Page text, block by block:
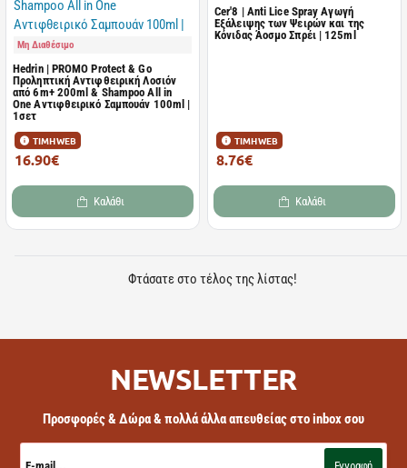
Μη Διαθέσιμο
Hedrin | PROMO Protect & Go
Προληπτική Αντιφθειρική Λοσιόν
από 6m+ 200ml & Shampoo All in
One Αντιφθειρικό Σαμπουάν 100ml |
1σετ
ΤΙΜΗ WEB
16.90€
Καλάθι
Cer'8 | Anti Lice Spray Αγωγή
Εξάλειψης των Ψειρών και της
Κόνιδας Άοσμο Σπρέι | 125ml
ΤΙΜΗ WEB
8.76€
Καλάθι
Φτάσατε στο τέλος της λίστας!
NEWSLETTER
Προσφορές & Δώρα & πολλά άλλα απευθείας στο inbox σου
mail...
Εγγραφή